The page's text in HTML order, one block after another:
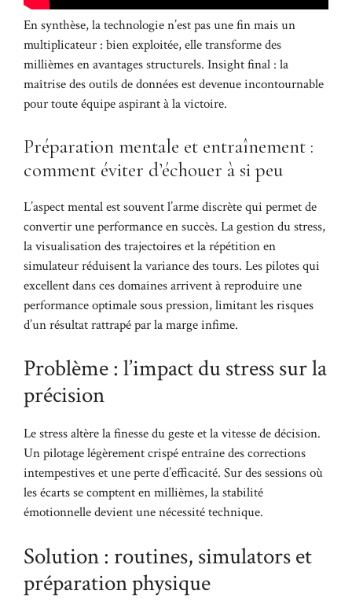
En synthèse, la technologie n’est pas une fin mais un
multiplicateur : bien exploitée, elle transforme des
millièmes en avantages structurels. Insight final : la
maîtrise des outils de données est devenue incontournable
pour toute équipe aspirant à la victoire.
Préparation mentale et entraînement :
comment éviter d’échouer à si peu
L’aspect mental est souvent l’arme discrète qui permet de
convertir une performance en succès. La gestion du stress,
la visualisation des trajectoires et la répétition en
simulateur réduisent la variance des tours. Les pilotes qui
excellent dans ces domaines arrivent à reproduire une
performance optimale sous pression, limitant les risques
d’un résultat rattrapé par la marge infime.
Problème : l’impact du stress sur la
précision
Le stress altère la finesse du geste et la vitesse de décision.
Un pilotage légèrement crispé entraîne des corrections
intempestives et une perte d’efficacité. Sur des sessions où
les écarts se comptent en millièmes, la stabilité
émotionnelle devient une nécessité technique.
Solution : routines, simulators et
préparation physique